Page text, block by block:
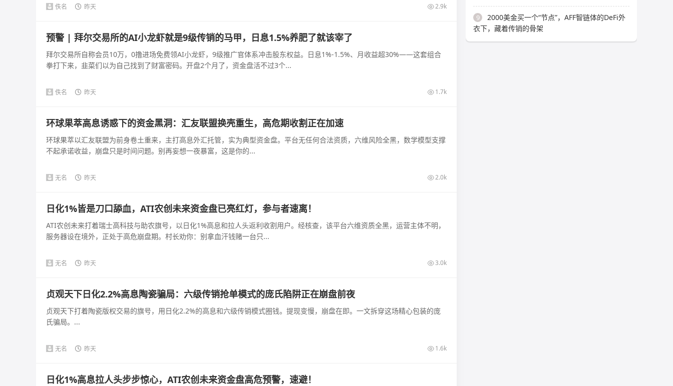
佚名 昨天 2.9k
预警 | 拜尔交易所的AI小龙虾就是9级传销的马甲，日息1.5%养肥了就该宰了
拜尔交易所自称会员10万，0撸进场免费领AI小龙虾，9级推广官体系冲击股东权益。日息1%-1.5%、月收益超30%——这套组合
拳打下来，韭菜们以为自己找到了财富密码。开盘2个月了，资金盘活不过3个...
佚名 昨天 1.7k
环球果萃高息诱惑下的资金黑洞：汇友联盟换壳重生，高危期收割正在加速
环球果萃以汇友联盟为前身卷土重来，主打高息外汇托管，实为典型资金盘。平台无任何合法资质，六维风险全黑，数学模型支撑
不起承诺收益，崩盘只是时间问题。别再妄想一夜暴富，这是你的...
无名 昨天 2.0k
日化1%皆是刀口舔血，ATI农创未来资金盘已亮红灯，参与者速离！
ATI农创未来打着瑞士高科技与助农旗号，以日化1%高息和拉人头返利收割用户。经核查，该平台六维资质全黑，运营主体不明，
服务器设在境外，正处于高危崩盘期。村长劝你：别拿血汗钱赌一台只...
无名 昨天 3.0k
贞观天下日化2.2%高息陶瓷骗局：六级传销抢单模式的庞氏陷阱正在崩盘前夜
贞观天下打着陶瓷版权交易的旗号，用日化2.2%的高息和六级传销模式圈钱。提现变慢，崩盘在即。一文拆穿这场精心包装的庞
氏骗局。...
无名 昨天 1.6k
日化1%高息拉人头步步惊心，ATI农创未来资金盘高危预警，速避！
9
2000美金买一个“节点”，AFF智链体的DeFi外
衣下，藏着传销的骨架